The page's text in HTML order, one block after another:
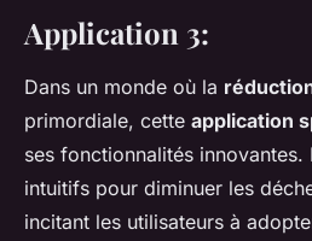
Application 3:
Dans un monde où la
primordiale, cette application
ses fonctionnalités
intuitifs pour diminuer les
incitant les utilisateurs à